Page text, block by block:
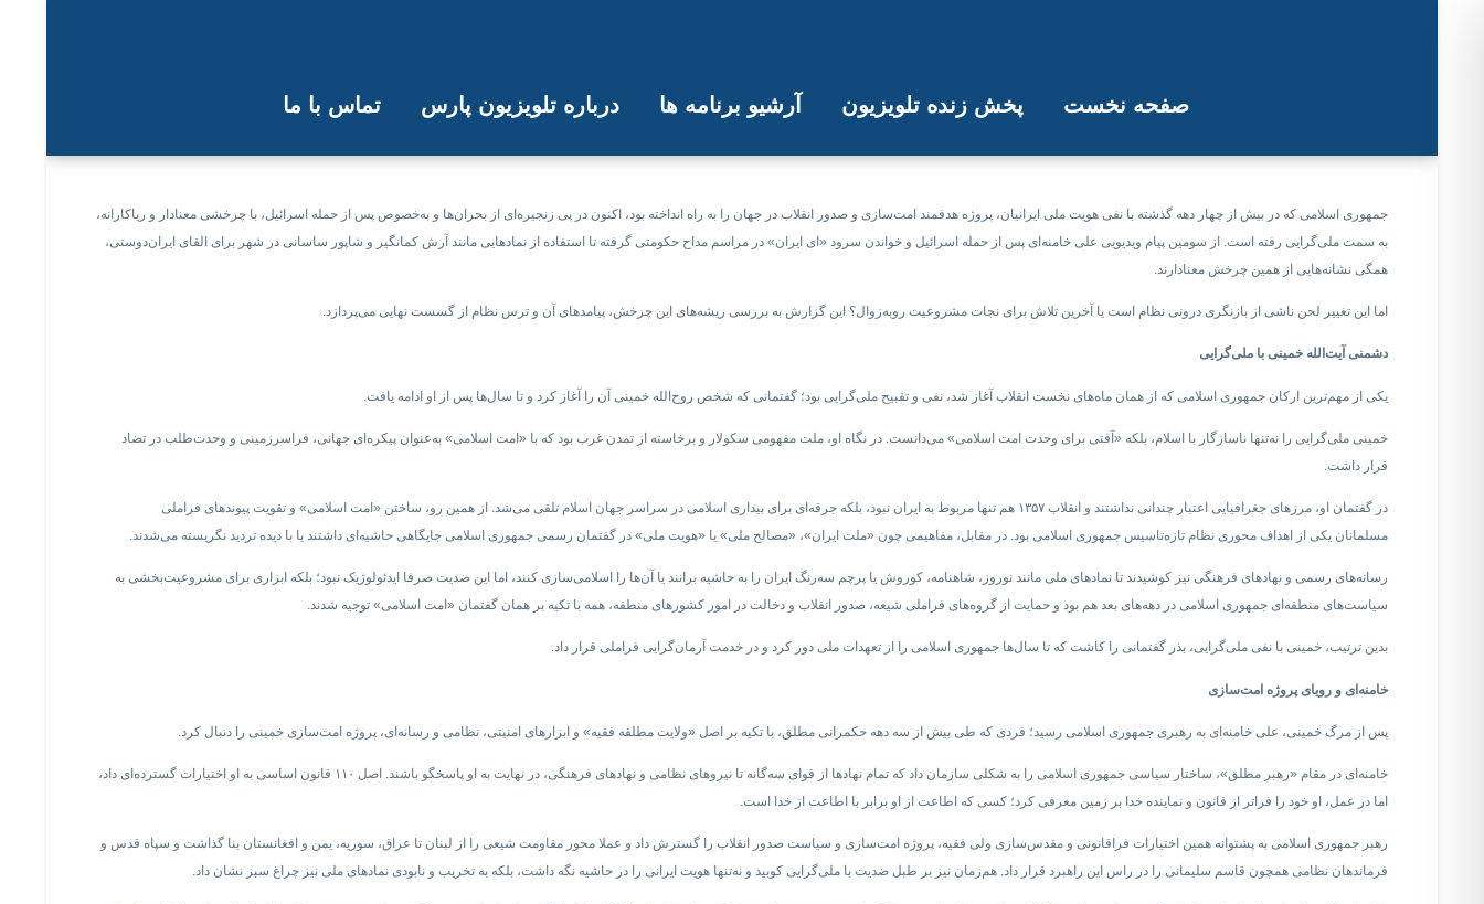
تماس با ما درباره تلویزیون پارس آرشیو برنامه ها پخش زنده تلویزیون صفحه نخست
بن‌بست‌ بقا؛ چرخش اضطراری نظام از «امت اسلامی» به سمت ملت ایران
جمهوری اسلامی که در بیش از چهار دهه گذشته با نفی هویت ملی ایرانیان، پروژه هدفمند امت‌سازی و صدور انقلاب در جهان را به راه انداخته بود، اکنون در پی زنجیره‌ای از بحران‌ها و به‌خصوص پس از حمله اسرائیل، با چرخشی معنادار و ریاکارانه،
به سمت ملی‌گرایی رفته است. از سومین پیام ویدیویی علی خامنه‌ای پس از حمله اسرائیل و خواندن سرود «ای ایران» در مراسم مداح حکومتی گرفته تا استفاده از نمادهایی مانند آرش کمانگیر و شاپور ساسانی در شهر برای القای ایران‌دوستی،
همگی نشانه‌هایی از همین چرخش معنادارند.
اما این تغییر لحن ناشی از بازنگری درونی نظام است یا آخرین تلاش برای نجات مشروعیت رو‌به‌زوال؟ این گزارش به بررسی ریشه‌های این چرخش، پیامدهای آن و ترس نظام از گسست نهایی می‌پردازد.
دشمنی آیت‌الله خمینی با ملی‌گرایی
یکی از مهم‌ترین ارکان جمهوری اسلامی که از همان ماه‌های نخست انقلاب آغاز شد، نفی و تقبیح ملی‌گرایی بود؛ گفتمانی که شخص روح‌الله خمینی آن را آغاز کرد و تا سال‌ها پس از او ادامه یافت.
خمینی ملی‌گرایی را نه‌تنها ناسازگار با اسلام، بلکه «آفتی برای وحدت امت اسلامی» می‌دانست. در نگاه او، ملت مفهومی سکولار و برخاسته از تمدن غرب بود که با «امت اسلامی» به‌عنوان پیکره‌ای جهانی، فراسرزمینی و وحدت‌طلب در تضاد
قرار داشت.
در گفتمان او، مرزهای جغرافیایی اعتبار چندانی نداشتند و انقلاب ۱۳۵۷ هم تنها مربوط به ایران نبود، بلکه جرقه‌ای برای بیداری اسلامی در سراسر جهان اسلام تلقی می‌شد. از همین رو، ساختن «امت اسلامی» و تقویت پیوندهای فراملی
مسلمانان یکی از اهداف محوری نظام تازه‌تاسیس جمهوری اسلامی بود. در مقابل، مفاهیمی چون «ملت ایران»، «مصالح ملی» یا «هویت ملی» در گفتمان رسمی جمهوری اسلامی جایگاهی حاشیه‌ای داشتند یا با دیده تردید نگریسته می‌شدند.
رسانه‌های رسمی و نهادهای فرهنگی نیز کوشیدند تا نمادهای ملی مانند نوروز، شاهنامه، کوروش یا پرچم سه‌رنگ ایران را به حاشیه برانند یا آن‌ها را اسلامی‌سازی کنند، اما این ضدیت صرفا ایدئولوژیک نبود؛ بلکه ابزاری برای مشروعیت‌بخشی به
سیاست‌های منطقه‌ای جمهوری اسلامی در دهه‌های بعد هم بود و حمایت از گروه‌های فراملی شیعه، صدور انقلاب و دخالت در امور کشورهای منطقه، همه با تکیه بر همان گفتمان «امت اسلامی» توجیه شدند.
بدین ترتیب، خمینی با نفی ملی‌گرایی، بذر گفتمانی را کاشت که تا سال‌ها جمهوری اسلامی را از تعهدات ملی دور کرد و در خدمت آرمان‌گرایی فراملی قرار داد.
خامنه‌ای و رویای پروژه امت‌سازی
پس از مرگ خمینی، علی خامنه‌ای به رهبری جمهوری اسلامی رسید؛ فردی که طی بیش از سه دهه حکمرانی مطلق، با تکیه بر اصل «ولایت مطلقه فقیه» و ابزارهای امنیتی، نظامی و رسانه‌ای، پروژه امت‌سازی خمینی را دنبال کرد.
خامنه‌ای در مقام «رهبر مطلق»، ساختار سیاسی جمهوری اسلامی را به شکلی سازمان داد که تمام نهادها از قوای سه‌گانه تا نیروهای نظامی و نهادهای فرهنگی، در نهایت به او پاسخگو باشند. اصل ۱۱۰ قانون اساسی به او اختیارات گسترده‌ای داد،
اما در عمل، او خود را فراتر از قانون و نماینده خدا بر زمین معرفی کرد؛ کسی که اطاعت از او برابر با اطاعت از خدا است.
رهبر جمهوری اسلامی به پشتوانه همین اختیارات فراقانونی و مقدس‌سازی ولی فقیه، پروژه امت‌سازی و سیاست صدور انقلاب را گسترش داد و عملا محور مقاومت شیعی را از لبنان تا عراق، سوریه، یمن و افغانستان بنا گذاشت و سپاه قدس و
فرماندهان نظامی همچون قاسم سلیمانی را در راس این راهبرد قرار داد. هم‌زمان نیز بر طبل ضدیت با ملی‌گرایی کوبید و نه‌تنها هویت ایرانی را در حاشیه نگه داشت، بلکه به تخریب و نابودی نمادهای ملی نیز چراغ سبز نشان داد.